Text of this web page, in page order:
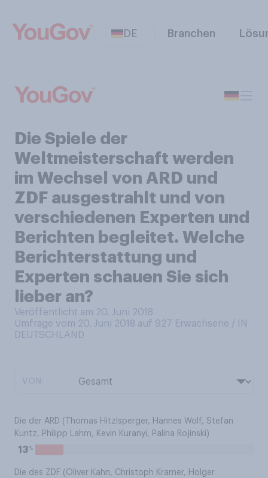
DE Branchen
Die Spiele der
Weltmeisterschaft werden
im Wechsel von ARD und
ZDF ausgestrahlt und von
verschiedenen Experten und
Berichten begleitet. Welche
Berichterstattung und
Experten schauen Sie sich
lieber an?
Veröffentlicht am 20. Juni 2018
Umfrage vom 20. Juni 2018 auf 927 Erwachsene / IN
DEUTSCHLAND
Die der ARD (Thomas Hitzlsperger, Hannes Wolf, Stefan
Kuntz, Philipp Lahm, Kevin Kuranyi, Palina Rojinski)
13%
Die des ZDF (Oliver Kahn, Christoph Kramer, Holger